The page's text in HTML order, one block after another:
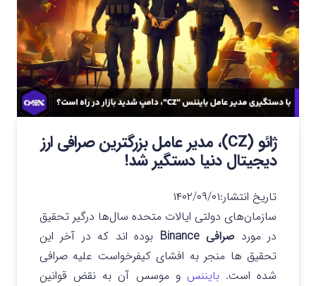
ژائو (CZ)، مدیر عامل بزرگترین صرافی ارز
دیجیتال دنیا دستگیر شد!
تاریخ انتشار:۱۴۰۲/۰۹/۰۱
سازمان‌های دولتی ایالات متحده سال‌ها درگیر تحقیق
در موردصرافی Binance
بوده اند که در آخر این
تحقیق ها منجر به افشای کیفرخواست علیه صرافی
شده است.بایننس و موسس آن به نقض قوانین